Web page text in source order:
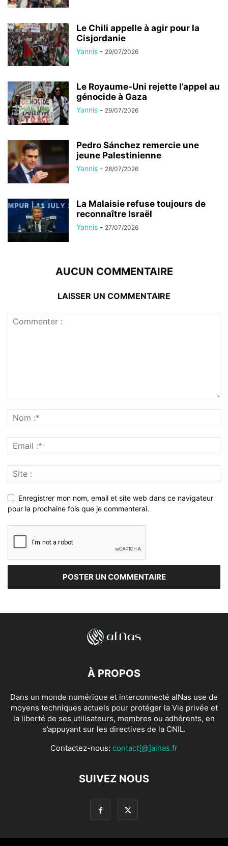
Le Chili appelle à agir pour la
Cisjordanie
Yannis - 29/07/2026
Le Royaume-Uni rejette l’appel au
génocide à Gaza
Yannis - 29/07/2026
Pedro Sánchez remercie une
jeune Palestinienne
Yannis - 28/07/2026
La Malaisie refuse toujours de
reconnaître Israël
Yannis - 27/07/2026
AUCUN COMMENTAIRE
LAISSER UN COMMENTAIRE
Enregistrer mon nom, email et site web dans ce navigateur
pour la prochaine fois que je commenterai.
À PROPOS
Dans un monde numérique et interconnecté alNas use de
moyens techniques actuels pour protéger la Vie privée et
la liberté de ses utilisateurs, membres ou adhérents, en
s’appuyant sur les directives de la CNIL.
Contactez-nous: contact[@]alnas.fr
SUIVEZ NOUS